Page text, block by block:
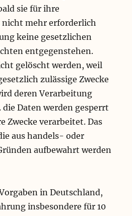
sie für ihre
mehr erforderlich
keine gesetzlichen
entgegenstehen.
gelöscht werden, weil
zulässige Zwecke
deren Verarbeitung
Daten werden gesperrt
Zwecke verarbeitet. Das
aus handels- oder
aufbewahrt werden
in Deutschland,
insbesondere für 10